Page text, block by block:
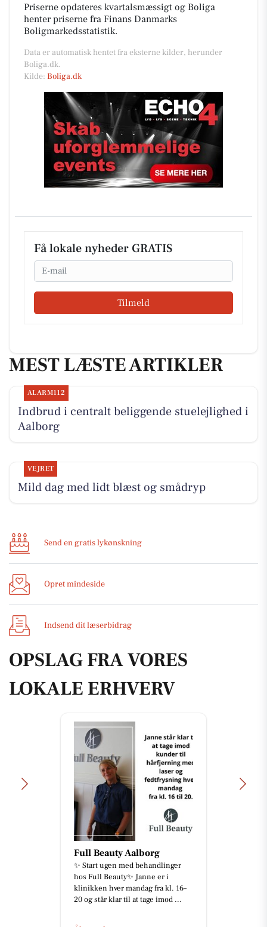
Priserne opdateres kvartalsmæssigt og Boliga
henter priserne fra Finans Danmarks
Boligmarkedsstatistik.
Data er automatisk hentet fra eksterne kilder, herunder
Boliga.dk.
Kilde: Boliga.dk
Få lokale nyheder GRATIS
Email
Tilmeld
MEST LÆSTE ARTIKLER
ALARM112
Indbrud i centralt beliggende stuelejlighed i
Aalborg
VEJRET
Mild dag med lidt blæst og smådryp
Send en gratis lykønskning
Opret mindeside
Indsend dit læserbidrag
OPSLAG FRA VORES
LOKALE ERHVERV
Full Beauty Aalborg
✨ Start ugen med behandlinger
hos Full Beauty✨ Janne er i
klinikken hver mandag fra kl. 16–
20 og står klar til at tage imod ...